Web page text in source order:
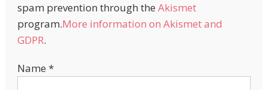
spam prevention through the Akismet
program.More information on Akismet and
GDPR.
Name *